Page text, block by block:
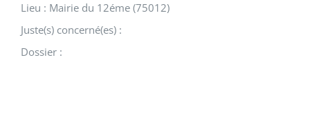
Lieu : Mairie du 12éme (75012)
Juste(s) concerné(es) :
Dossier :